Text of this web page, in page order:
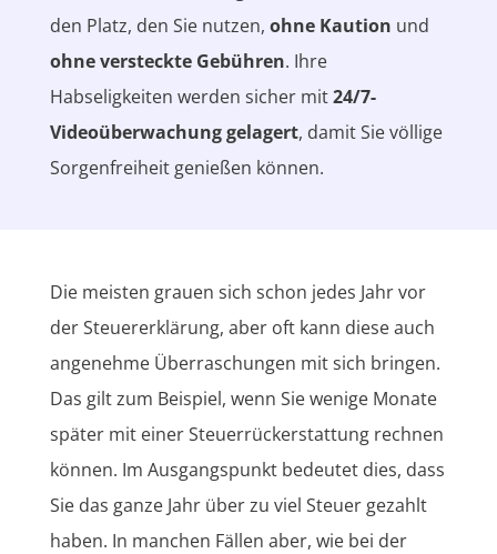
den Platz, den Sie nutzen, ohne Kaution und
ohne versteckte Gebühren. Ihre
Habseligkeiten werden sicher mit24/7-
Videoüberwachung gelagert, damit Sie völlige
Sorgenfreiheit genießen können.
Die meisten grauen sich schon jedes Jahr vor
der Steuererklärung, aber oft kann diese auch
angenehme Überraschungen mit sich bringen.
Das gilt zum Beispiel, wenn Sie wenige Monate
später mit einer Steuerrückerstattung rechnen
können. Im Ausgangspunkt bedeutet dies, dass
Sie das ganze Jahr über zu viel Steuer gezahlt
haben. In manchen Fällen aber, wie bei der